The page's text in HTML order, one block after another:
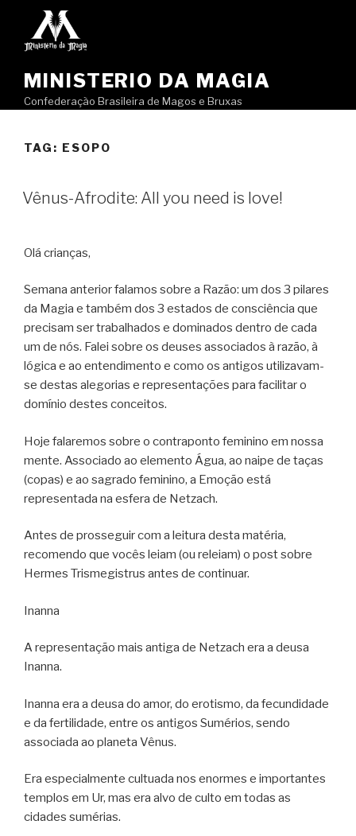
MINISTERIO DA MAGIA
Confederação Brasileira de Magos e Bruxas
TAG: ESOPO
Vênus-Afrodite: All you need is love!
Olá crianças,
Semana anterior falamos sobre a Razão: um dos 3 pilares
da Magia e também dos 3 estados de consciência que
precisam ser trabalhados e dominados dentro de cada
um de nós. Falei sobre os deuses associados à razão, à
lógica e ao entendimento e como os antigos utilizavam-
se destas alegorias e representações para facilitar o
domínio destes conceitos.
Hoje falaremos sobre o contraponto feminino em nossa
mente. Associado ao elemento Água, ao naipe de taças
(copas) e ao sagrado feminino, a Emoção está
representada na esfera de Netzach.
Antes de prosseguir com a leitura desta matéria,
recomendo que vocês leiam (ou releiam) o post sobre
Hermes Trismegistrus antes de continuar.
Inanna
A representação mais antiga de Netzach era a deusa
Inanna.
Inanna era a deusa do amor, do erotismo, da fecundidade
e da fertilidade, entre os antigos Sumérios, sendo
associada ao planeta Vênus.
Era especialmente cultuada nos enormes e importantes
templos em Ur, mas era alvo de culto em todas as
cidades sumérias.